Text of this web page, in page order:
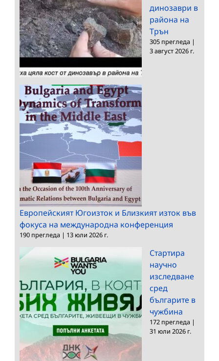
динозаври в
района на
Трън
305 прегледа |
3 август 2026 г.
Европейският Югоизток и Близкият изток във
фокуса на международна конференция
190 прегледа | 13 юли 2026 г.
Стартира
научно
изследване
сред
българите в
чужбина
172 прегледа |
31 юли 2026 г.